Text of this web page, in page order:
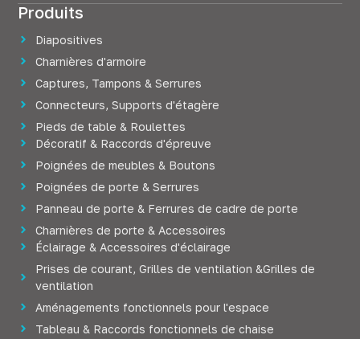
Produits
Diapositives
Charnières d'armoire
Captures, Tampons & Serrures
Connecteurs, Supports d'étagère
Pieds de table & Roulettes
Décoratif & Raccords d'épreuve
Poignées de meubles & Boutons
Poignées de porte & Serrures
Panneau de porte & Ferrures de cadre de porte
Charnières de porte & Accessoires
Éclairage & Accessoires d'éclairage
Prises de courant, Grilles de ventilation &Grilles de
ventilation
Aménagements fonctionnels pour l'espace
Tableau & Raccords fonctionnels de chaise